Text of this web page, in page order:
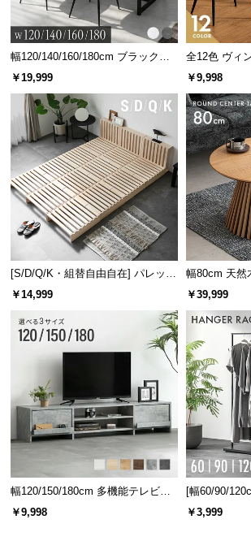
サイズ
※単位は「センチメートル」になりま
幅120/140/160/180cm ブラックフ
レーム ダイニング 大理石調 4人掛
￥19,999
全12色 ヴィ
ズシェルチェ
￥9,998
[S/D/Q/K・組替自由自在] パレット
ベッド 8/12/16枚セット
￥14,999
幅80cm 天然
ターテーブ
￥39,999
幅120/150/180cm 多機能テレビボ
ード 木目/石目調 オープン収納・
引き出し収納付き
￥9,998
[幅60/90/
スチール 4段
ック オープ
￥3,999